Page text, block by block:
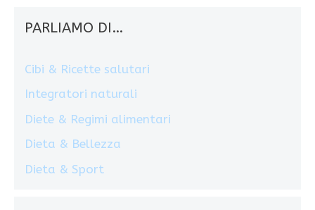
PARLIAMO DI…
Cibi & Ricette salutari
Integratori naturali
Diete & Regimi alimentari
Dieta & Bellezza
Dieta & Sport